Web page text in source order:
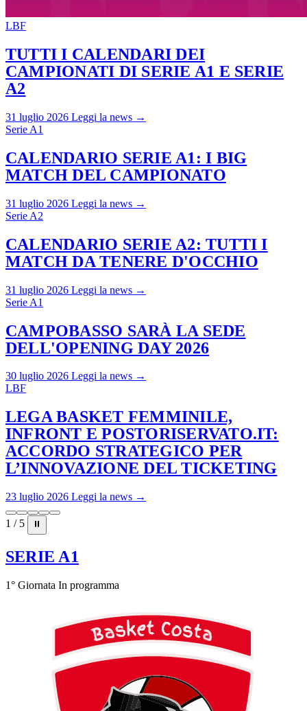
LBF
TUTTI I CALENDARI DEI
CAMPIONATI DI SERIE A1 E SERIE
A2
31 luglio 2026 Leggi la news →
Serie A1
CALENDARIO SERIE A1: I BIG
MATCH DEL CAMPIONATO
31 luglio 2026 Leggi la news →
Serie A2
CALENDARIO SERIE A2: TUTTI I
MATCH DA TENERE D'OCCHIO
31 luglio 2026 Leggi la news →
Serie A1
CAMPOBASSO SARÀ LA SEDE
DELL'OPENING DAY 2026
30 luglio 2026 Leggi la news →
LBF
LEGA BASKET FEMMINILE,
INFRONT E POSTORISERVATO.IT:
ACCORDO STRATEGICO PER
L’INNOVAZIONE DEL TICKETING
23 luglio 2026 Leggi la news →
1 / 5 ⏸
SERIE A1
1° Giornata In programma